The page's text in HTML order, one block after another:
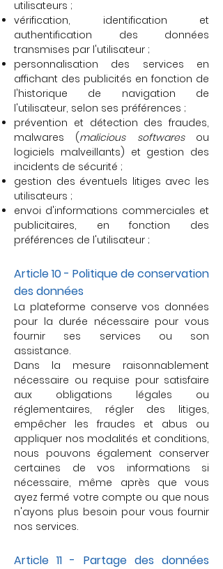
utilisateurs ;
vérification, identification et
authentification des données
transmises par l'utilisateur ;
personnalisation des services en
affichant des publicités en fonction de
l'historique de navigation de
l'utilisateur, selon ses préférences ;
prévention et détection des fraudes,
malwares (malicious softwaresou
logiciels malveillants) et gestion des
incidents de sécurité ;
gestion des éventuels litiges avec les
utilisateurs ;
envoi d'informations commerciales et
publicitaires, en fonction des
préférences de l'utilisateur ;
Article 10 - Politique de conservation
des données
La plateforme conserve vos données
pour la durée nécessaire pour vous
fournir ses services ou son
assistance.
Dans la mesure raisonnablement
nécessaire ou requise pour satisfaire
aux obligations légales ou
réglementaires, régler des litiges,
empêcher les fraudes et abus ou
appliquer nos modalités et conditions,
nous pouvons également conserver
certaines de vos informations si
nécessaire, même après que vous
ayez fermé votre compte ou que nous
n'ayons plus besoin pour vous fournir
nos services.
Article 11 - Partage des données